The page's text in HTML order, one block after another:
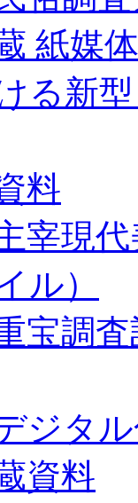
紙媒
る新
料
宰現
ル）
宝調
ジタ
資料